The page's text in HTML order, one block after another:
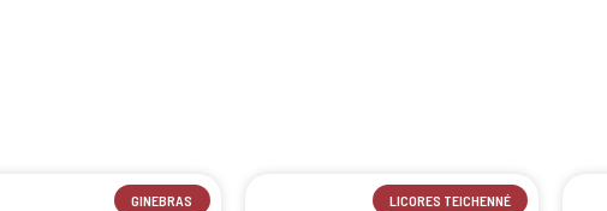
GINEBRAS LICORES TEICHENNÉ